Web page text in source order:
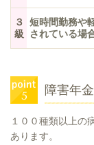
３
級
短時間勤務や
されている場
障害年
１００種類以上の
あります。